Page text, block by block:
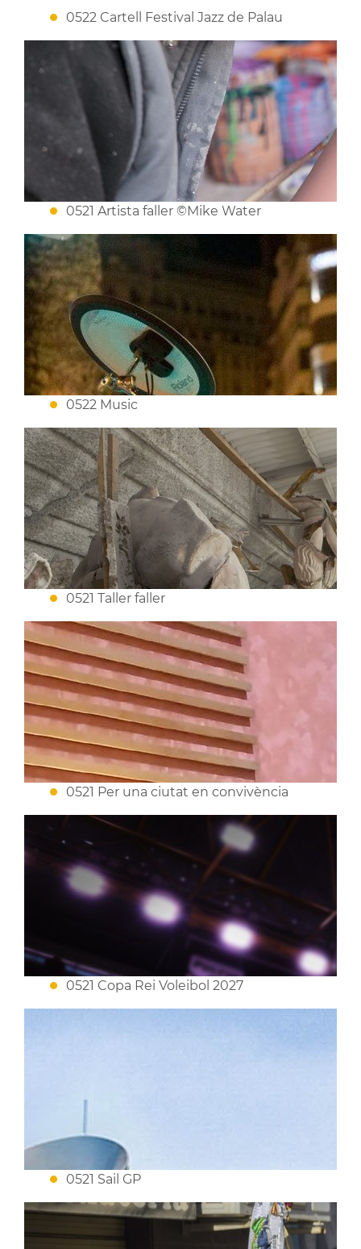
0522 Cartell Festival Jazz de Palau
0521 Artista faller ©Mike Water
0522 Music
0521 Taller faller
0521 Per una ciutat en convivència
0521 Copa Rei Voleibol 2027
0521 Sail GP